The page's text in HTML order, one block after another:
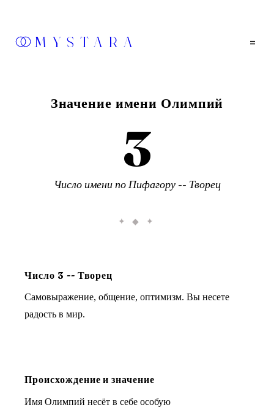
MYSTARA =
Значение имени Олимпий
3
Число имени по Пифагору -- Творец
✦ ◆ ✦
Число 3 -- Творец
Самовыражение, общение, оптимизм. Вы несете
радость в мир.
Происхождение и значение
Имя Олимпий несёт в себе особую